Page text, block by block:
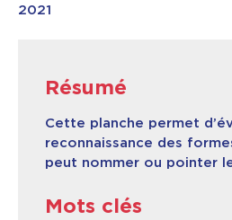
Réseaux
2021
Résumé
Cette planche permet
reconnaissance des
peut nommer ou pointer
Mots clés